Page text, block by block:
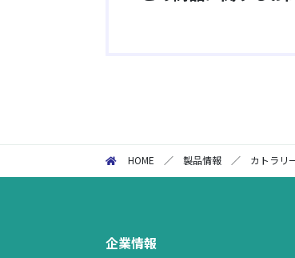
HOME ／製品情報 ／ カトラリ
企業情報